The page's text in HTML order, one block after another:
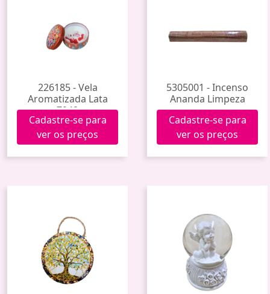
226185 - Vela
Aromatizada Lata
7942
Cadastre-se para
ver os preços
5305001 - Incenso
Ananda Limpeza
Cadastre-se para
ver os preços